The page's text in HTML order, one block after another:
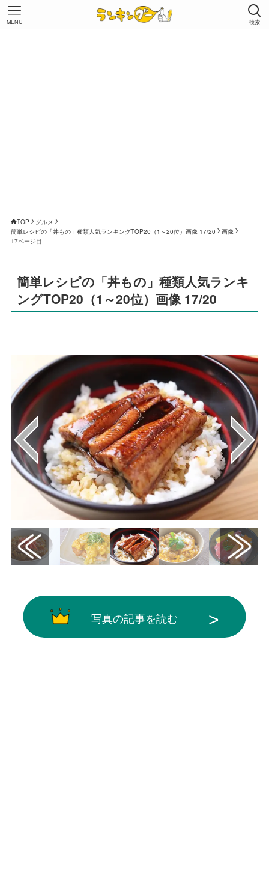
検索
MENU
TOP
グルメ
簡単レシピの「丼もの」種類人気ランキングTOP20（1～20位）画像 17/20
画像
17ページ目
簡単レシピの「丼もの」種類人気ランキ
ングTOP20（1～20位）画像 17/20
写真の記事を読む